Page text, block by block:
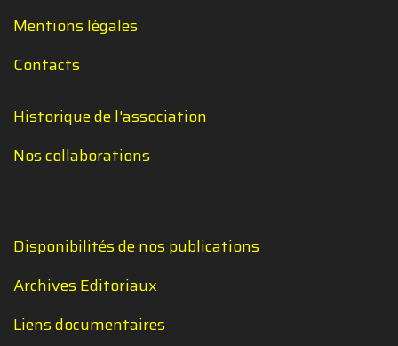
Mentions légales
Contacts
Historique de l'association
Nos collaborations
Disponibilités de nos publications
Archives Editoriaux
Liens documentaires